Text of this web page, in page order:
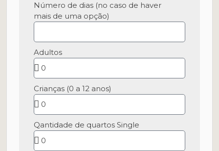
Número de dias (no caso de haver
mais de uma opção)
Adultos
Crianças (0 a 12 anos)
Qantidade de quartos Single